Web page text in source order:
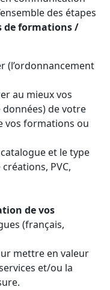
des étapes
de formations /
(l’ordonnancement
au mieux vos
de votre
vos formations ou
et le type
PVC,
de vos
(français,
mettre en valeur
et/ou la